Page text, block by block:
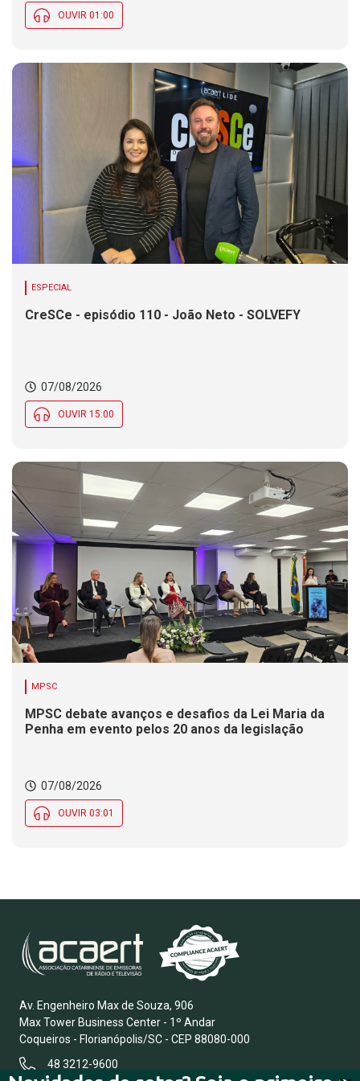
OUVIR 01:00
ESPECIAL
CreSCe - episódio 110 - João Neto - SOLVEFY
07/08/2026
OUVIR 15:00
MPSC
MPSC debate avanços e desafios da Lei Maria da
Penha em evento pelos 20 anos da legislação
07/08/2026
OUVIR 03:01
Av. Engenheiro Max de Souza, 906
Max Tower Business Center - 1º Andar
Coqueiros - Florianópolis/SC - CEP 88080-000
48 3212-9600